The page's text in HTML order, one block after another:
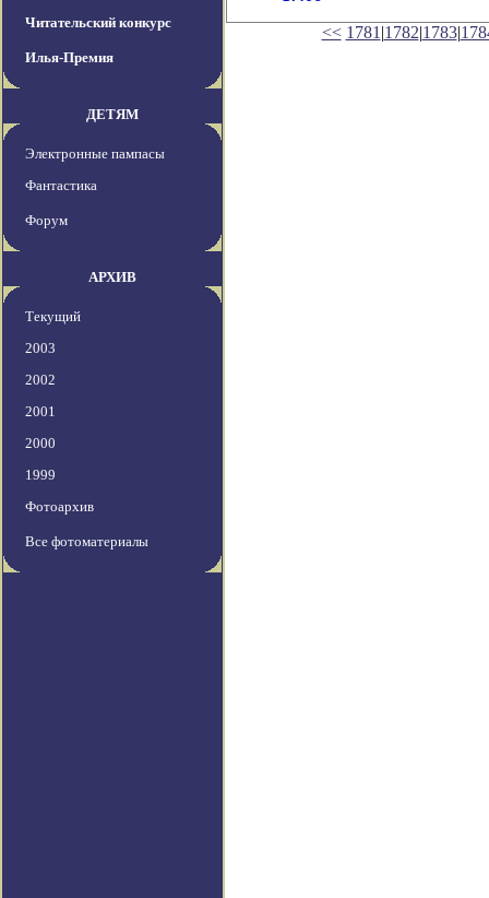
Читательский конкурс
Илья-Премия
ДЕТЯМ
Электронные пампасы
Фантастика
Форум
АРХИВ
Текущий
2003
2002
2001
2000
1999
Фотоархив
Все фотоматериалы
<< 1781 |1782|1783|